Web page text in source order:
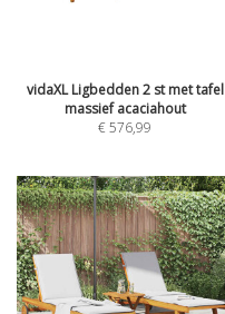
vidaXL Ligbedden 2 st met tafel
massief acaciahout
€576,99